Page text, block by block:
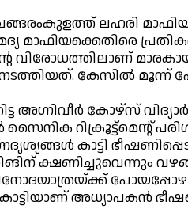
ചങ്ങരംകുളത്ത് ലഹരി
മദ്യ മാഫിയക്കെതിരെ
വിരോധത്തിലാണ്
കേസില്‍ മൂന്ന്
അഗ്നിവീര്‍ കോഴ്സ്
റിക്രൂട്ട്മെന്റ്
കാട്ടി
ക്ഷണിച്ചുവെന്നും
കാട്ടിയാണ് അധ്യാപകന്‍